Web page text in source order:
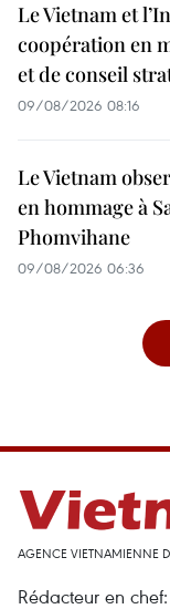
Le Vietnam et
coopération en
et de conseil
09/08/2026 08:16
Le Vietnam
en hommage à
Phomvihane
09/08/2026 06:36
AGENCE VIETNAMIENNE
Rédacteur en